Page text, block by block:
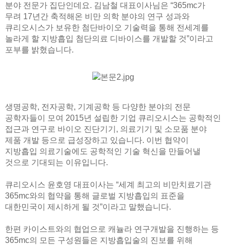
분야 전문가 집단인데요. 김남철 대표이사님은 “365mc가
무려 17년간 축적해온 비만 의학 분야의 연구 성과와
큐리오시스가 보유한 첨단바이오 기술력을 통해 전세계를
놀라게 할 지방흡입 첨단의료 디바이스를 개발할 것”이라고
포부를 밝혔습니다.
생명공학, 전자공학, 기계공학 등 다양한 분야의 전문
공학자들이 모여 2015년 설립한 기업 큐리오시스는 공학적인
접근과 연구로 바이오 진단기기, 의료기기 및 소모품 분야
제품 개발 등으로 급성장하고 있습니다. 이번 협약이
지방흡입 의료기술에도 공학적인 기술 혁신을 만들어낼
것으로 기대되는 이유입니다.
큐리오시스 윤호영 대표이사는 “세계 최고의 비만치료기관
365mc와의 협약을 통해 글로벌 지방흡입의 표준을
대한민국이 제시하게 될 것”이라고 말했습니다.
한편 카이스트와의 협업으로 캐뉼라 연구개발을 진행하는 등
365mc의 모든 구성원들은 지방흡입술의 진보를 위해